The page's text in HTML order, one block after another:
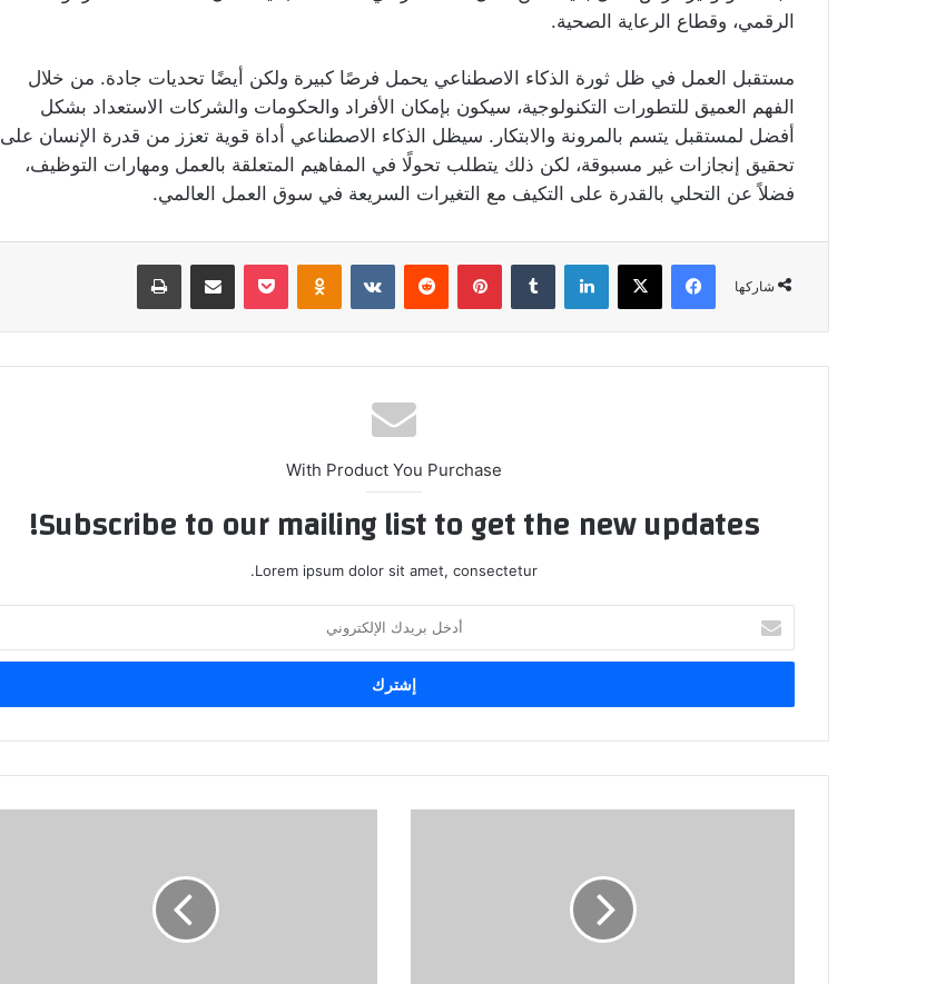
الرقمي، وقطاع الرعاية الصحية.
مستقبل العمل في ظل ثورة الذكاء الاصطناعي يحمل فرصًا كبيرة ولكن أيضًا تحديات جادة. من خلال
الفهم العميق للتطورات التكنولوجية، سيكون بإمكان الأفراد والحكومات والشركات الاستعداد بشكل
أفضل لمستقبل يتسم بالمرونة والابتكار. سيظل الذكاء الاصطناعي أداة قوية تعزز من قدرة الإنسان على
تحقيق إنجازات غير مسبوقة، لكن ذلك يتطلب تحولًا في المفاهيم المتعلقة بالعمل ومهارات التوظيف،
فضلاً عن التحلي بالقدرة على التكيف مع التغيرات السريعة في سوق العمل العالمي.
شاركها
فيسبوك ‫X لينكدإن بينتيريست Odnoklassniki
‫Pocket مشاركة عبر البريد طباعة
With Product You Purchase
Subscribe to our mailing list to get the new updates!
Lorem ipsum dolor sit amet, consectetur.
بريدك
الإلكتروني